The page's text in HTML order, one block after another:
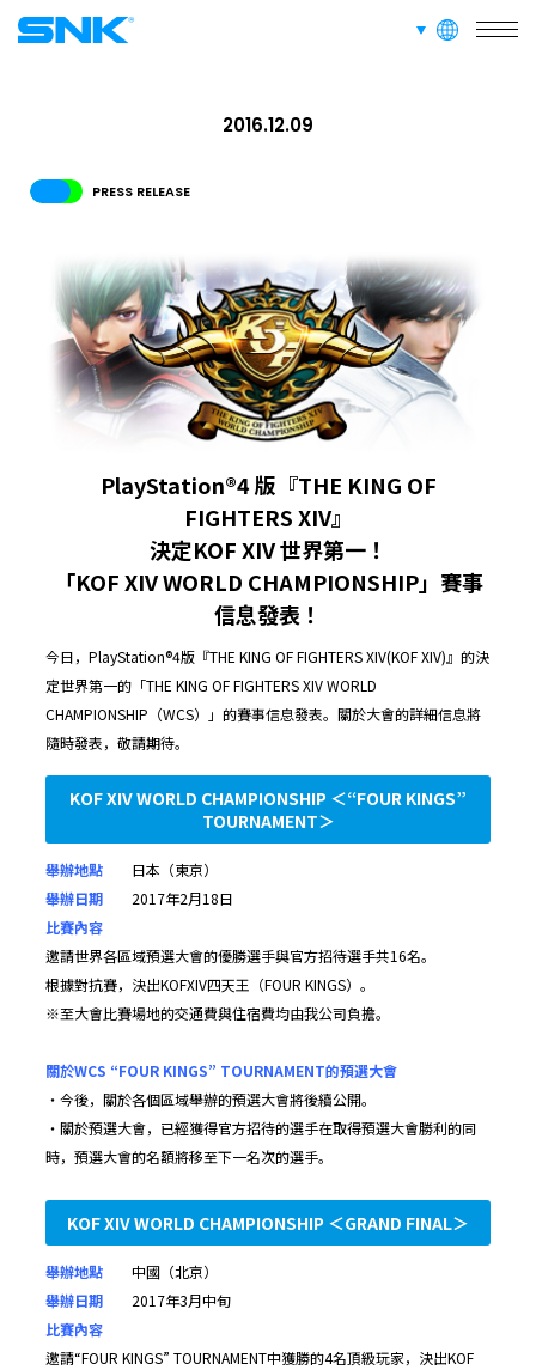
languages
SERVICE
業務介紹
網站信息
招募資訊 面向愛好者的內容
PRESS RELEASE
2016.12.09
PlayStation®4 版『THE KING OF
FIGHTERS XIV』
決定KOF XIV 世界第一！
「KOF XIV WORLD CHAMPIONSHIP」賽事
信息發表！
今日，PlayStation®4版『THE KING OF FIGHTERS XIV(KOF XIV)』的決
定世界第一的「THE KING OF FIGHTERS XIV WORLD
CHAMPIONSHIP（WCS）」的賽事信息發表。關於大會的詳細信息將
隨時發表，敬請期待。
KOF XIV WORLD CHAMPIONSHIP ＜“FOUR KINGS”
TOURNAMENT＞
舉辦地點 日本（東京）
舉辦日期 2017年2月18日
比賽內容
邀請世界各區域預選大會的優勝選手與官方招待選手共16名。
根據對抗賽，決出KOFXIV四天王（FOUR KINGS）。
※至大會比賽場地的交通費與住宿費均由我公司負擔。
關於WCS “FOUR KINGS” TOURNAMENT的預選大會
・今後，關於各個區域舉辦的預選大會將後續公開。
・關於預選大會，已經獲得官方招待的選手在取得預選大會勝利的同
時，預選大會的名額將移至下一名次的選手。
KOF XIV WORLD CHAMPIONSHIP ＜GRAND FINAL＞
舉辦地點 中國（北京）
舉辦日期 2017年3月中旬
比賽內容
邀請“FOUR KINGS” TOURNAMENT中獲勝的4名頂級玩家，決出KOF